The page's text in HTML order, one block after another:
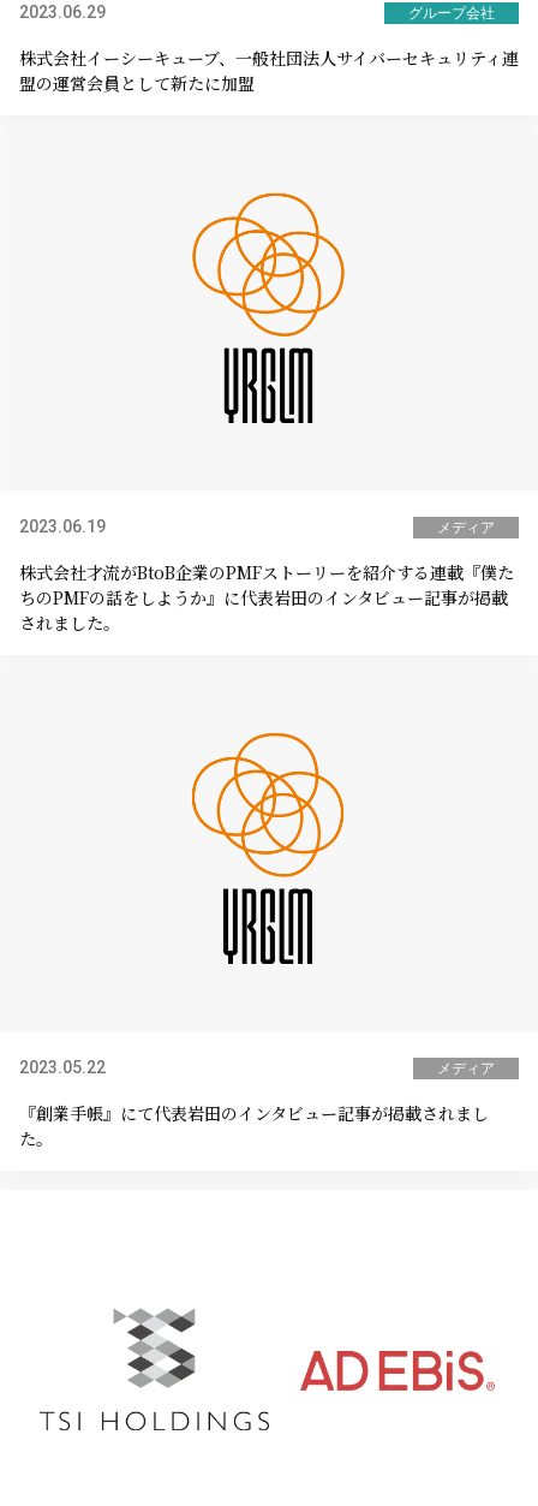
2023.06.29 グループ会社
株式会社イーシーキューブ、一般社団法人サイバーセキュリティ連
盟の運営会員として新たに加盟
2023.06.19 メディア
株式会社才流がBtoB企業のPMFストーリーを紹介する連載『僕た
ちのPMFの話をしようか』に代表岩田のインタビュー記事が掲載
されました。
2023.05.22 メディア
『創業手帳』にて代表岩田のインタビュー記事が掲載されまし
た。